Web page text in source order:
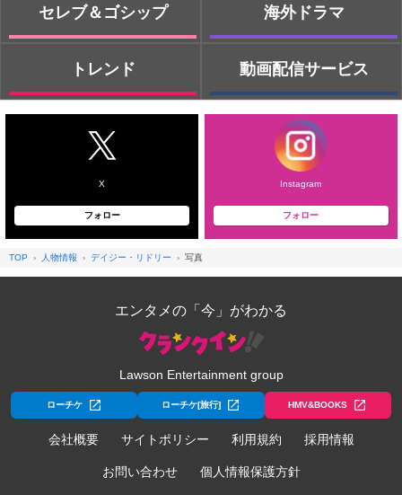
セレブ＆ゴシップ
トレンド
海外ドラマ
動画配信サービス
X
フォロー
Instagram
フォロー
TOP 人物情報 デイジー・リドリー 写真
エンタメの「今」がわかる
Lawson Entertainment group
ローチケ ローチケ[旅行] HMV&BOOKS
会社概要 サイトポリシー 利用規約 採用情報
お問い合わせ 個人情報保護方針